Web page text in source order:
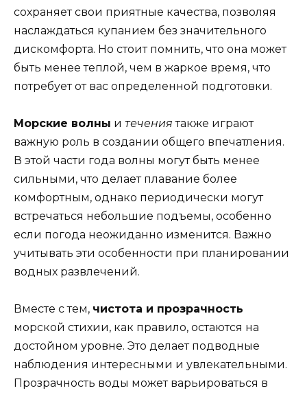
сохраняет свои приятные качества, позволяя
наслаждаться купанием без значительного
дискомфорта. Но стоит помнить, что она может
быть менее теплой, чем в жаркое время, что
потребует от вас определенной подготовки.
Морские волны и течения также играют
важную роль в создании общего впечатления.
В этой части года волны могут быть менее
сильными, что делает плавание более
комфортным, однако периодически могут
встречаться небольшие подъемы, особенно
если погода неожиданно изменится. Важно
учитывать эти особенности при планировании
водных развлечений.
Вместе с тем, чистота и прозрачность
морской стихии, как правило, остаются на
достойном уровне. Это делает подводные
наблюдения интересными и увлекательными.
Прозрачность воды может варьироваться в